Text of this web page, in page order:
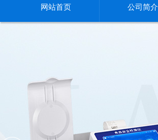
网站首页 公司简介